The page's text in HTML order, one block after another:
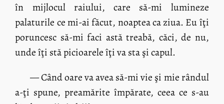
în mijlocul raiului, care să-mi lumineze
palaturile ce mi-ai făcut, noaptea ca ziua. Eu îţi
poruncesc să-mi faci astă treabă, căci, de nu,
unde îţi stă picioarele îţi va sta şi capul.
— Când oare va avea să-mi vie şi mie rândul
a-ţi spune, preamărite împărate, ceea ce s-au